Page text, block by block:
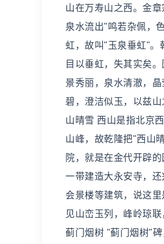
山在万寿山之西。金
泉水流出"鸣若杂佩，
虹，故叫"玉泉垂虹"。
目以垂虹，失其实矣
景秀丽，泉水清澈，
碧，澄洁似玉，以兹
山晴雪 西山是指北京
山峰，故乾隆把"西山
院，就是在金代开辟
一带建造大永安寺，
会景楼等建筑，说这
见山峦玉列，峰岭琼
蓟门烟树 "蓟门烟树"